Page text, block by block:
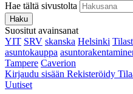
Hae tältä sivustolta
Haku
Suositut avainsanat
YIT SRV skanska Helsinki
asuntokauppa
Tampere Caverion
Kirjaudu sisään Rekisteröidy
Uutiset